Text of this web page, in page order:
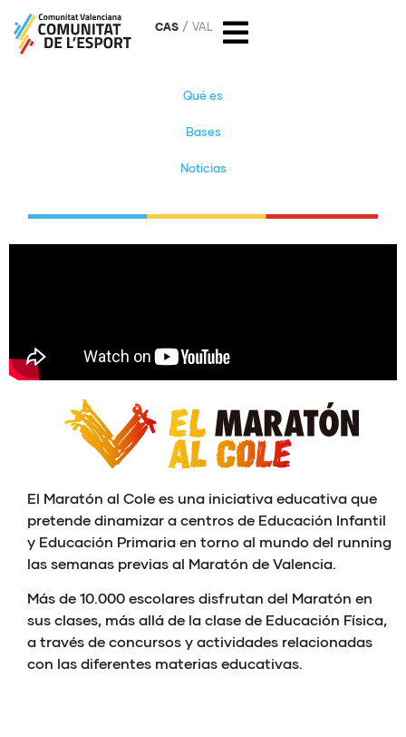
CAS VAL
Qué es
Bases
Noticias
El Maratón al Cole es una iniciativa educativa que
pretende dinamizar a centros de Educación Infantil
y Educación Primaria en torno al mundo del running
las semanas previas al Maratón de Valencia.
Más de 10.000 escolares disfrutan del Maratón en
sus clases, más allá de la clase de Educación Física,
a través de concursos y actividades relacionadas
con las diferentes materias educativas.